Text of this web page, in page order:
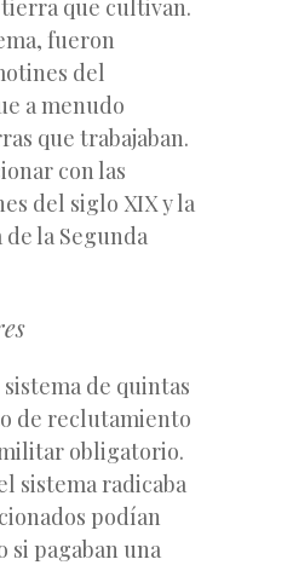
que cultivan.
fueron
del
a menudo
que trabajaban.
con las
del siglo XIX y la
la Segunda
de quintas
de reclutamiento
obligatorio.
sistema radicaba
podían
pagaban una